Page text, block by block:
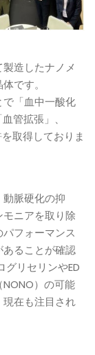
造したナノメ
です。
「血中一酸化
管拡張」、
取得しておりま
脈硬化の抑
ニアを取り除
フォーマンス
ることが確認
グリセリンやED
）の可能
在も注目され